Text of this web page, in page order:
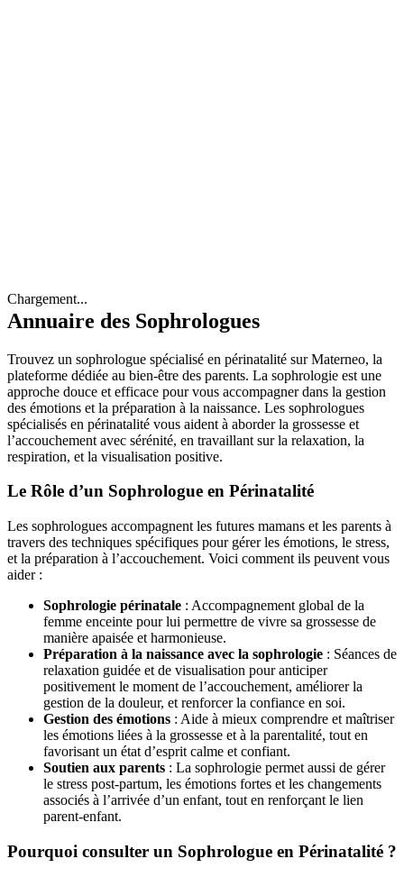
Chargement...
Annuaire des Sophrologues
Trouvez un sophrologue spécialisé en périnatalité sur Materneo, la
plateforme dédiée au bien-être des parents. La sophrologie est une
approche douce et efficace pour vous accompagner dans la gestion
des émotions et la préparation à la naissance. Les sophrologues
spécialisés en périnatalité vous aident à aborder la grossesse et
l’accouchement avec sérénité, en travaillant sur la relaxation, la
respiration, et la visualisation positive.
Le Rôle d’un Sophrologue en Périnatalité
Les sophrologues accompagnent les futures mamans et les parents à
travers des techniques spécifiques pour gérer les émotions, le stress,
et la préparation à l’accouchement. Voici comment ils peuvent vous
aider :
Sophrologie périnatale : Accompagnement global de la
femme enceinte pour lui permettre de vivre sa grossesse de
manière apaisée et harmonieuse.
Préparation à la naissance avec la sophrologie : Séances de
relaxation guidée et de visualisation pour anticiper
positivement le moment de l’accouchement, améliorer la
gestion de la douleur, et renforcer la confiance en soi.
Gestion des émotions : Aide à mieux comprendre et maîtriser
les émotions liées à la grossesse et à la parentalité, tout en
favorisant un état d’esprit calme et confiant.
Soutien aux parents : La sophrologie permet aussi de gérer
le stress post-partum, les émotions fortes et les changements
associés à l’arrivée d’un enfant, tout en renforçant le lien
parent-enfant.
Pourquoi consulter un Sophrologue en Périnatalité ?